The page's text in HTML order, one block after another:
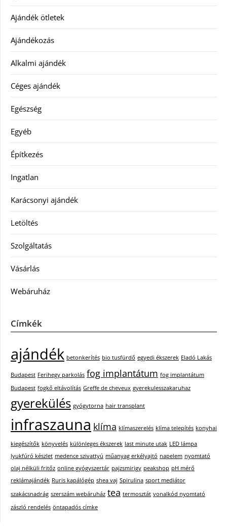
Ajándék ötletek
Ajándékozás
Alkalmi ajándék
Céges ajándék
Egészség
Egyéb
Építkezés
Ingatlan
Karácsonyi ajándék
Letöltés
Szolgáltatás
Vásárlás
Webáruház
Címkék
ajándék betonkerítés bio tusfürdő egyedi ékszerek Eladó Lakás
Budapest Ferihegy parkolás fog implantátum fog implantátum
Budapest fogkő eltávolítás Greffe de cheveux gyerekulesszakaruhaz
gyerekülés gyógytorna hair transplant
infraszauna klíma klímaszerelés klíma telepítés konyhai
kiegészítők könyvelés különleges ékszerek last minute utak LED lámpa
lyukfúró készlet medence szivattyú műanyag erkélyajtó napelem nyomtató
olaj nélküli fritőz online gyógyszertár pajzsmirigy peakshop pH mérő
reklámajándék Ruris kapálógép shea vaj Spirulina sport mediátor
szakácsnadrág szerszám webáruház tea termosztát vonalkód nyomtató
zászló rendelés öntapadós címke